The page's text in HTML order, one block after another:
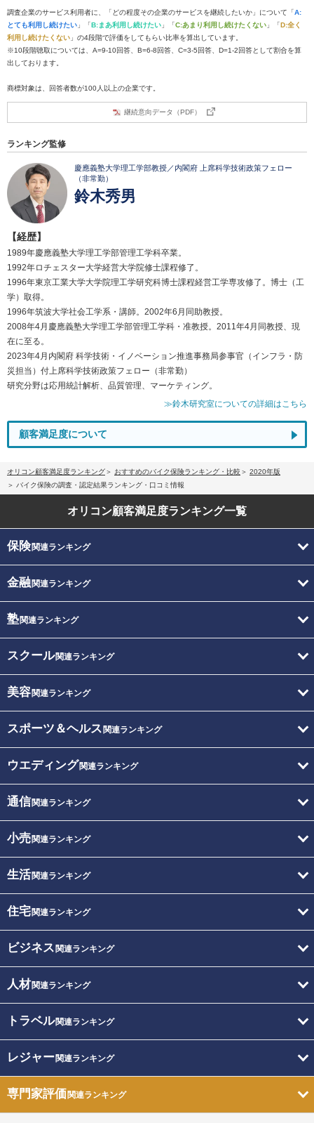
調査企業のサービス利用者に、「どの程度その企業のサービスを継続したいか」について「A:
とても利用し続けたい 」「B:まあ利用し続けたい 」「C:あまり利用し続けたくない 」「D:全く
利用し続けたくない 」の4段階で評価をしてもらい比率を算出しています。
※10段階聴取については、A=9-10回答、B=6-8回答、C=3-5回答、D=1-2回答として割合を算
出しております。
商標対象は、回答者数が100人以上の企業です。
継続意向データ（PDF）
ランキング監修
慶應義塾大学理工学部教授／内閣府 上席科学技術政策フェロー
（非常勤）
鈴木秀男
【経歴】
1989年慶應義塾大学理工学部管理工学科卒業。
1992年ロチェスター大学経営大学院修士課程修了。
1996年東京工業大学大学院理工学研究科博士課程経営工学専攻修了。博士（工
学）取得。
1996年筑波大学社会工学系・講師。2002年6月同助教授。
2008年4月慶應義塾大学理工学部管理工学科・准教授。2011年4月同教授、現
在に至る。
2023年4月内閣府 科学技術・イノベーション推進事務局参事官（インフラ・防
災担当）付上席科学技術政策フェロー（非常勤）
研究分野は応用統計解析、品質管理、マーケティング。
≫鈴木研究室についての詳細はこちら
顧客満足度について
オリコン顧客満足度ランキング おすすめのバイク保険ランキング・比較
2020年版
バイク保険の調査・認定結果ランキング・口コミ情報
オリコン顧客満足度ランキング一覧
保険関連ランキング
金融関連ランキング
塾関連ランキング
スクール関連ランキング
美容関連ランキング
スポーツ＆ヘルス 関連ランキング
ウエディング関連ランキング
通信関連ランキング
小売関連ランキング
生活関連ランキング
住宅関連ランキング
ビジネス 関連ランキング
人材関連ランキング
トラベル関連ランキング
レジャー関連ランキング
専門家評価関連ランキング